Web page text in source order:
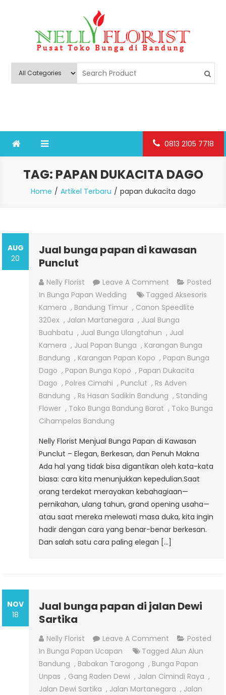
Nelly Florist Bandung
0813 2105 7718
TAG: PAPAN DUKACITA DAGO
Home Artikel Terbaru papan dukacita dago
AUG
20
Jual bunga papan di kawasan
Punclut
Nelly Florist Leave A Comment On
Jual
Bunga
Papan
Di
Kawasan
Punclut
Posted
In Bunga Papan Wedding TaggedAksesoris
Kamera , Bandung Timur , Canon Speedlite
320ex , Jalan Martanegara , Jual Bunga
Buahbatu , Jual Bunga Ulangtahun , Jual
Kamera , Jual Papan Bunga , Karangan Bunga
Bandung , Karangan Papan Kopo , Papan Bunga
Dago , Papan Bunga Kopo , Papan Dukacita
Dago , Polres Cimahi , Punclut , Rs Adven
Bandung , Rs Hasan Sadikin Bandung , Standing
Flower , Toko Bunga Bandung Barat , Toko Bunga
Cihampelas Bandung
Nelly Florist Menjual Bunga Papan di Kawasan
Punclut – Elegan, Berkesan, dan Penuh Makna
Ada hal yang tidak bisa digantikan oleh kata-kata
biasa: cara kita menunjukkan kepedulian.Saat
orang terdekat merayakan kebahagiaan—
pernikahan, ulang tahun, grand opening usaha—
atau saat mereka melewati masa duka, kita ingin
hadir dengan cara yang benar-benar berkesan.
Dan salah satu cara paling elegan […]
NOV
18
Jual bunga papan di jalan Dewi
Sartika
Nelly Florist Leave A Comment On
Jual
Bunga
Papan
Di
Posted
In Bunga Papan Ucapan TaggedAlun Alun
Bandung , Babakan Tarogong , Bunga Papan
Unpas , Gang Raden Dewi , Jalan Cimindi Raya ,
Jalan Dewi Sartika , Jalan Martanegara , Jalan